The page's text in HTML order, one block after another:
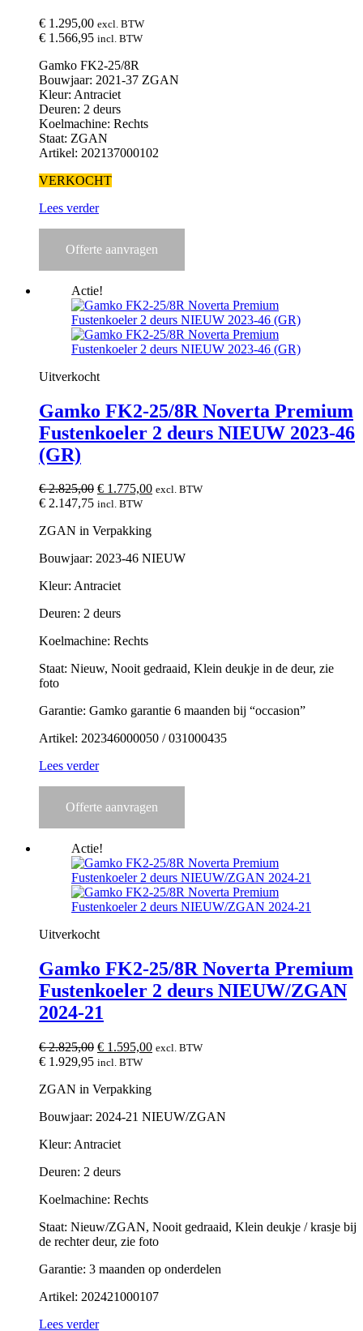
€ 1.295,00 excl. BTW
€ 1.566,95 incl. BTW
Gamko FK2-25/8R
Bouwjaar: 2021-37 ZGAN
Kleur: Antraciet
Deuren: 2 deurs
Koelmachine: Rechts
Staat: ZGAN
Artikel: 202137000102
VERKOCHT
Lees verder
Offerte aanvragen
Actie!
Uitverkocht
Gamko FK2-25/8R Noverta Premium
Fustenkoeler 2 deurs NIEUW 2023-46
(GR)
€2.825,00 Oorspronkelijke
prijs
€ 2.825,00.
€ 1.775,00Huidige
excl. BTW
€ 2.147,75 incl. BTW
ZGAN in Verpakking
Bouwjaar: 2023-46 NIEUW
Kleur: Antraciet
Deuren: 2 deurs
Koelmachine: Rechts
Staat: Nieuw, Nooit gedraaid, Klein deukje in de deur, zie
foto
Garantie: Gamko garantie 6 maanden bij “occasion”
Artikel: 202346000050 / 031000435
Lees verder
Offerte aanvragen
Actie!
Uitverkocht
Gamko FK2-25/8R Noverta Premium
Fustenkoeler 2 deurs NIEUW/ZGAN
2024-21
€2.825,00 Oorspronkelijke
prijs
€ 2.825,00.
€ 1.595,00Huidige
excl. BTW
€ 1.929,95 incl. BTW
ZGAN in Verpakking
Bouwjaar: 2024-21 NIEUW/ZGAN
Kleur: Antraciet
Deuren: 2 deurs
Koelmachine: Rechts
Staat: Nieuw/ZGAN, Nooit gedraaid, Klein deukje / krasje bij
de rechter deur, zie foto
Garantie: 3 maanden op onderdelen
Artikel: 202421000107
Lees verder